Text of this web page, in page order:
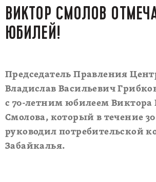
ВИКТОР СМОЛОВ
ЮБИЛЕЙ!
Председатель Правления
Владислав Васильевич
с 70-летним юбилеем Виктора
Смолова, который в течение
руководил потребительской
Забайкалья.